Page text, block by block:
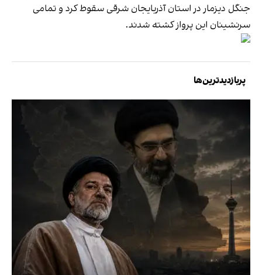
جنگل دیزمار در استان آذربایجان شرقی سقوط کرد و تمامی
سرنشینان این پرواز کشته شدند.
پربازدیدترین‌ها